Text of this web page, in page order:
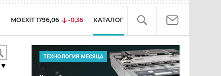
MOEXIT 1796,06 -0,36 КАТАЛОГ
▼
ТЕХНОЛОГИЯ МЕСЯЦА